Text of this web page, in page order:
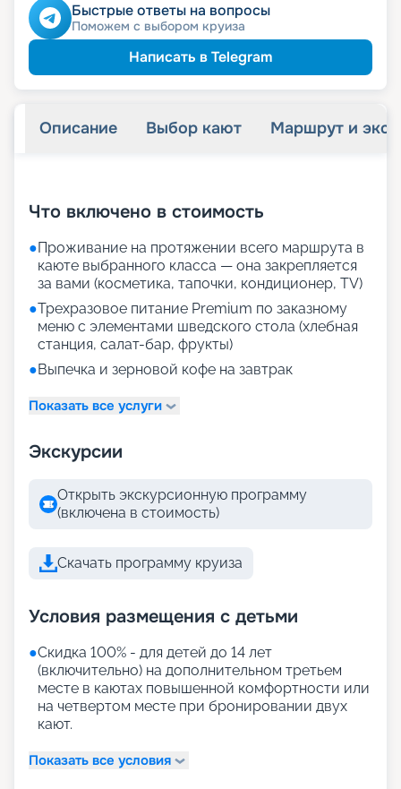
Быстрые ответы на вопросы
Поможем с выбором круиза
Написать в Telegram
Описание Выбор кают Маршрут и
Что включено в стоимость
●Проживание на протяжении всего маршрута в
каюте выбранного класса — она закрепляется
за вами (косметика, тапочки, кондиционер, TV)
●Трехразовое питание Premium по заказному
меню с элементами шведского стола (хлебная
станция, салат-бар, фрукты)
●Выпечка и зерновой кофе на завтрак
Показать все услуги
Экскурсии
Открыть экскурсионную программу
(включена в стоимость)
Скачать программу круиза
Условия размещения с детьми
●Скидка 100% - для детей до 14 лет
(включительно) на дополнительном третьем
месте в каютах повышенной комфортности или
на четвертом месте при бронировании двух
кают.
Показать все условия